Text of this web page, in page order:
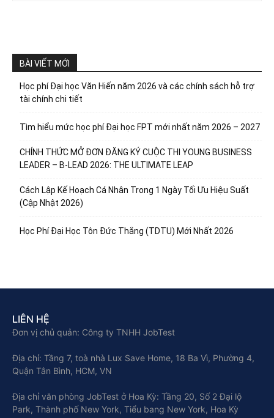
BÀI VIẾT MỚI
Học phí Đại học Văn Hiến năm 2026 và các chính sách hỗ trợ
tài chính chi tiết
Tìm hiểu mức học phí Đại học FPT mới nhất năm 2026 – 2027
CHÍNH THỨC MỞ ĐƠN ĐĂNG KÝ CUỘC THI YOUNG BUSINESS
LEADER – B-LEAD 2026: THE ULTIMATE LEAP
Cách Lập Kế Hoạch Cá Nhân Trong 1 Ngày Tối Ưu Hiệu Suất
(Cập Nhật 2026)
Học Phí Đại Học Tôn Đức Thắng (TDTU) Mới Nhất 2026
LIÊN HỆ
Đơn vị chủ quản: Công ty TNHH JobTest
Địa chỉ: Tầng 7, toà nhà Lux Save Home, 18 Ba Vì, Phường 4,
Quận Tân Bình, HCM, VN
Địa chỉ văn phòng JobTest ở Hoa Kỳ: Tầng 20, Số 2 Đại lộ
Park, Thành phố New York, Tiểu bang New York, Hoa Kỳ